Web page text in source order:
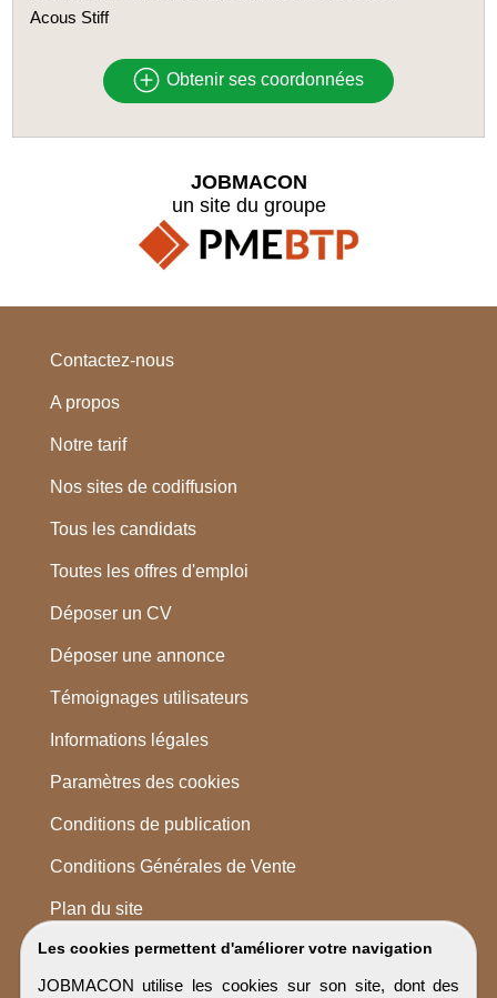
Acous Stiff
Obtenir ses coordonnées
Les cookies permettent d'améliorer votre navigation
JOBMACON utilise les cookies sur son site, dont des
JOBMACON
un site du groupe
Contactez-nous
A propos
Notre tarif
Nos sites de codiffusion
Tous les candidats
Toutes les offres d'emploi
Déposer un CV
Déposer une annonce
Témoignages utilisateurs
Informations légales
Paramètres des cookies
Conditions de publication
Conditions Générales de Vente
Plan du site